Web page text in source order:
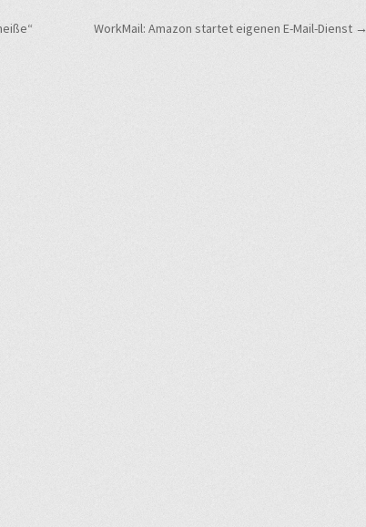
WorkMail: Amazon startet eigenen E-Mail-Dienst →